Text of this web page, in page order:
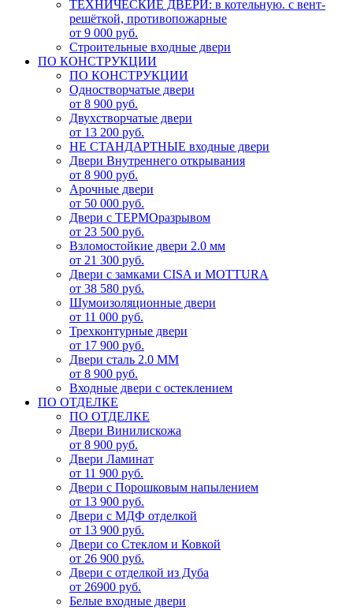
ТЕХНИЧЕСКИЕ ДВЕРИ: в котельную. с вент-
решёткой, противопожарные
от 9 000 руб.
Строительные входные двери
ПО КОНСТРУКЦИИ
ПО КОНСТРУКЦИИ
Одностворчатые двери
от 8 900 руб.
Двухстворчатые двери
от 13 200 руб.
НЕ СТАНДАРТНЫЕ входные двери
Двери Внутреннего открывания
от 8 900 руб.
Арочные двери
от 50 000 руб.
Двери с ТЕРМОразрывом
от 23 500 руб.
Взломостойкие двери 2.0 мм
от 21 300 руб.
Двери с замками CISA и MOTTURA
от 38 580 руб.
Шумоизоляционные двери
от 11 000 руб.
Трехконтурные двери
от 17 900 руб.
Двери сталь 2.0 ММ
от 8 900 руб.
Входные двери с остеклением
ПО ОТДЕЛКЕ
ПО ОТДЕЛКЕ
Двери Винилискожа
от 8 900 руб.
Двери Ламинат
от 11 900 руб.
Двери с Порошковым напылением
от 13 900 руб.
Двери с МДФ отделкой
от 13 900 руб.
Двери со Стеклом и Ковкой
от 26 900 руб.
Двери с отделкой из Дуба
от 26900 руб.
Белые входные двери